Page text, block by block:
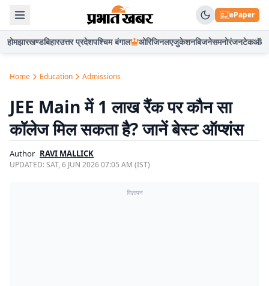
ePaper
होमझारखण्डबिहारउत्तर प्रदेशपश्चिम बंगाल ओरिजिनलएजुकेशनबिजनेसमनोरंजनटेकऑटो
Home Education Admissions
JEE Main में 1 लाख रैंक पर कौन सा
कॉलेज मिल सकता है? जानें बेस्ट ऑप्शंस
Author RAVI MALLICK
UPDATED:SAT, 6 JUN 2026 07:05 AM (IST)
विज्ञापन